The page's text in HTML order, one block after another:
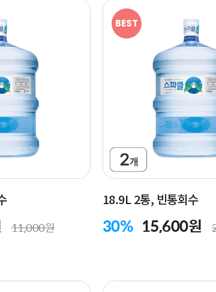
11,000원
BEST
18.9L 2통, 빈통회수
30% 15,600원